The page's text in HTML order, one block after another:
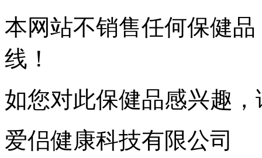
本网站不销售任何保健
线！
如您对此保健品感兴趣
爱侣健康科技有限公司